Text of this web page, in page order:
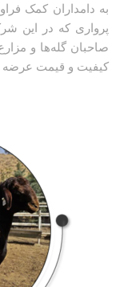
به دامداران کمک
پرواری که در این
صاحبان گله‌ها و
کیفیت و قیمت